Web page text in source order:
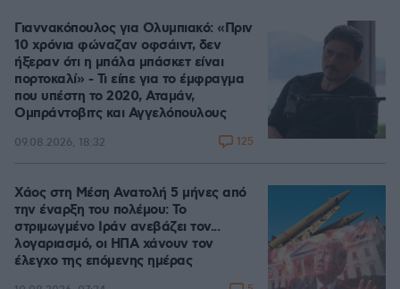
Γιαννακόπουλος για Ολυμπιακό: «Πριν
10 χρόνια φώναζαν οφσάιντ, δεν
ήξεραν ότι η μπάλα μπάσκετ είναι
πορτοκαλί» - Τι είπε για το έμφραγμα
που υπέστη το 2020, Αταμάν,
Ομπράντοβιτς και Αγγελόπουλους
09.08.2026, 18:32 125
Χάος στη Μέση Ανατολή 5 μήνες από
την έναρξη του πολέμου: Το
στριμωγμένο Ιράν ανεβάζει τον...
λογαριασμό, οι ΗΠΑ χάνουν τον
έλεγχο της επόμενης ημέρας